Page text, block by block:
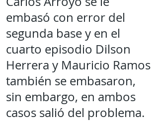
embasó con error del
segunda base y en el
cuarto episodio Dilson
Herrera y Mauricio Ramos
también se embasaron,
sin embargo, en ambos
casos salió del problema.